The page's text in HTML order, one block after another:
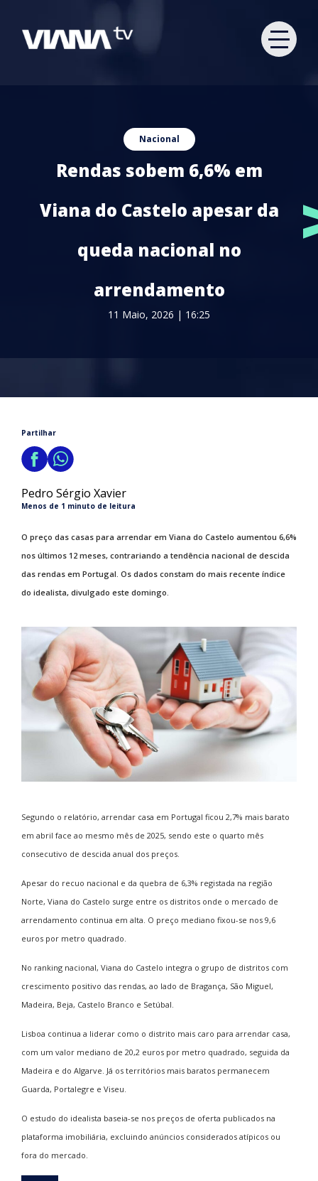
Nacional
Rendas sobem 6,6% em
Viana do Castelo apesar da
queda nacional no
arrendamento
11 Maio, 2026 | 16:25
Partilhar
Pedro Sérgio Xavier
Menos de 1 minuto de leitura
O preço das casas para arrendar em Viana do Castelo aumentou 6,6%
nos últimos 12 meses, contrariando a tendência nacional de descida
das rendas em Portugal. Os dados constam do mais recente índice
do idealista, divulgado este domingo.
Segundo o relatório, arrendar casa em Portugal ficou 2,7% mais barato
em abril face ao mesmo mês de 2025, sendo este o quarto mês
consecutivo de descida anual dos preços.
Apesar do recuo nacional e da quebra de 6,3% registada na região
Norte, Viana do Castelo surge entre os distritos onde o mercado de
arrendamento continua em alta. O preço mediano fixou-se nos 9,6
euros por metro quadrado.
No ranking nacional, Viana do Castelo integra o grupo de distritos com
crescimento positivo das rendas, ao lado de Bragança, São Miguel,
Madeira, Beja, Castelo Branco e Setúbal.
Lisboa continua a liderar como o distrito mais caro para arrendar casa,
com um valor mediano de 20,2 euros por metro quadrado, seguida da
Madeira e do Algarve. Já os territórios mais baratos permanecem
Guarda, Portalegre e Viseu.
O estudo do idealista baseia-se nos preços de oferta publicados na
plataforma imobiliária, excluindo anúncios considerados atípicos ou
fora do mercado.